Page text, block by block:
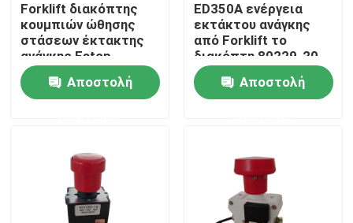
Forklift ρόδα Drive
Forklift ελεγκτής μηχανών
Forklift οδηγήσεων φω'τα
Forklift διακόπτης
κουμπιών ώθησης
στάσεων έκτακτης
ανάγκης Estop
ED125-36
Αποστολή
ED350A ενέργεια
εκτάκτου ανάγκης
από Forklift το
διακόπτη 80229-20
Αποστολή